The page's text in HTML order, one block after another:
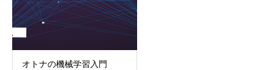
オトナの機械学習入門